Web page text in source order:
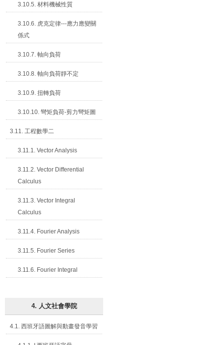
3.10.5. 材料機械性質
3.10.6. 虎克定律---應力應變關
係式
3.10.7. 軸向負荷
3.10.8. 軸向負荷靜不定
3.10.9. 扭轉負荷
3.10.10. 彎矩負荷-剪力彎矩圖
3.11. 工程數學二
3.11.1. Vector Analysis
3.11.2. Vector Differential
Calculus
3.11.3. Vector Integral
Calculus
3.11.4. Fourier Analysis
3.11.5. Fourier Series
3.11.6. Fourier Integral
4. 人文社會學院
4.1. 西班牙語圖解與動畫發音學習